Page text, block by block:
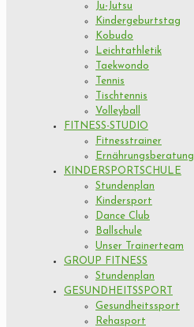
Ju-Jutsu
Kindergeburtstag
Kobudo
Leichtathletik
Taekwondo
Tennis
Tischtennis
Volleyball
FITNESS-STUDIO
Fitnesstrainer
Ernährungsberatung
KINDERSPORTSCHULE
Stundenplan
Kindersport
Dance Club
Ballschule
Unser Trainerteam
GROUP FITNESS
Stundenplan
GESUNDHEITSSPORT
Gesundheitssport
Rehasport